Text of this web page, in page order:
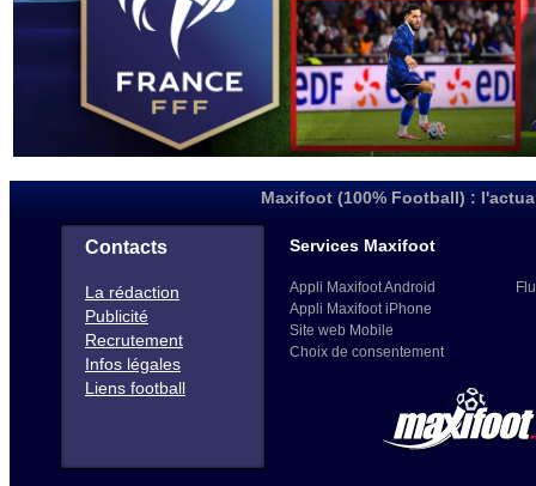
Maxifoot (100% Football) :
Contacts
La rédaction
Publicité
Recrutement
Infos légales
Liens football
Services Maxifoot
Appli Maxifoot Android
Appli Maxifoot iPhone
Site web Mobile
Choix de consentement